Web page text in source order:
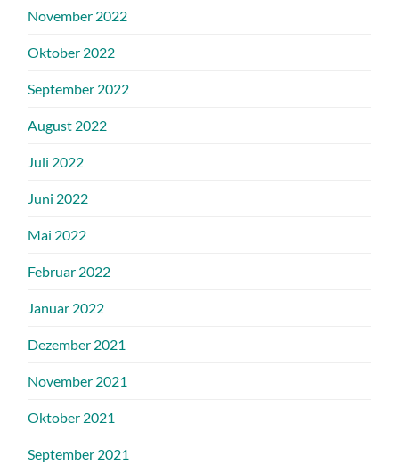
November 2022
Oktober 2022
September 2022
August 2022
Juli 2022
Juni 2022
Mai 2022
Februar 2022
Januar 2022
Dezember 2021
November 2021
Oktober 2021
September 2021